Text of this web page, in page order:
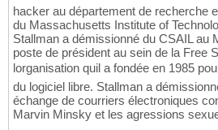
hacker au département de recherche
du Massachusetts Institute of
Stallman a démissionné du CSAIL au
poste de président au sein de la Free
lorganisation quil a fondée en 1985
du logiciel libre. Stallman a
échange de courriers électroniques
Marvin Minsky et les agressions